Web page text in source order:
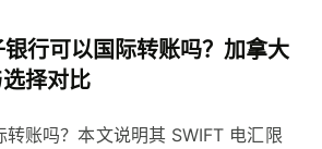
行可以国际转账吗？加拿大
择对比
账吗？本文说明其 SWIFT 电汇限